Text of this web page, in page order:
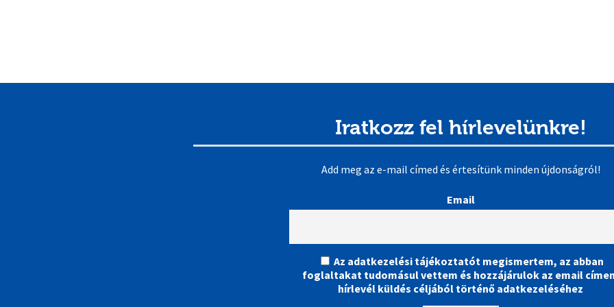
Iratkozz fel hírlevelünkre!
Add meg az e-mail címed és értesítünk minden újdonságról!
Email
Az adatkezelési tájékoztatót megismertem, az abban
foglaltakat tudomásul vettem és hozzájárulok az email
hírlevél küldés céljából történő adatkezeléséhez